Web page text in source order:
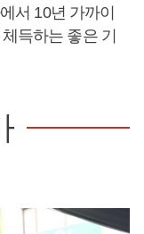
서 10년 가까이
득하는 좋은 기